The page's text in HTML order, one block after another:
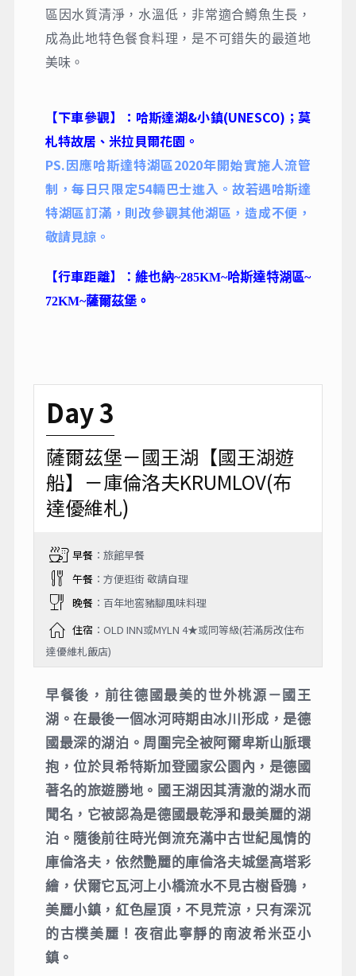
區因水質清淨，水溫低，非常適合鱒魚生長，
成為此地特色餐食料理，是不可錯失的最道地
美味。
【下車參觀】：哈斯達湖&小鎮(UNESCO) ；莫
札特故居、米拉貝爾花園。
PS.因應哈斯達特湖區2020年開始實施人流管
制，每日只限定54輛巴士進入。故若遇哈斯達
特湖區訂滿，則改參觀其他湖區，造成不便，
敬請見諒。
【行車距離】 ：維也納~285KM~哈斯達特湖區~
72KM~薩爾茲堡。
Day 3
薩爾茲堡－國王湖【國王湖遊
船】－庫倫洛夫KRUMLOV(布
達優維札)
早餐：旅館早餐
午餐：方便逛街 敬請自理
晚餐：百年地窖豬腳風味料理
住宿 ：OLD INN或MYLN 4★或同等級(若滿房改住布
達優維札飯店)
早餐後，前往德國最美的世外桃源－國王
湖。在最後一個冰河時期由冰川形成，是德
國最深的湖泊。周圍完全被阿爾卑斯山脈環
抱，位於貝希特斯加登國家公園內，是德國
著名的旅遊勝地。國王湖因其清澈的湖水而
聞名，它被認為是德國最乾淨和最美麗的湖
泊。隨後前往時光倒流充滿中古世紀風情的
庫倫洛夫，依然艷麗的庫倫洛夫城堡高塔彩
繪，伏爾它瓦河上小橋流水不見古樹昏鴉，
美麗小鎮，紅色屋頂，不見荒涼，只有深沉
的古樸美麗！夜宿此寧靜的南波希米亞小
鎮。